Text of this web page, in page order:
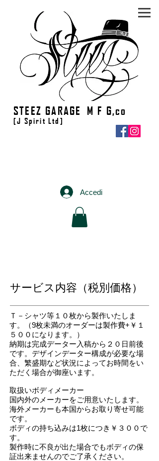
​STEEZ GARAGE M F G,co
[J Spirit Ltd]
Accedi
サービス内容（税別価格）
​Ｔ－シャツ等１０枚から製作いたしま
す。（9枚未満のオーダーは製作費+￥１
５００になります。）
​納期は完成データー入稿から２０日前後
です。デザインデーター構成が必要な場
合、繁盛期など状況によってお時間をい
ただく場合が御座います。
取扱いボディメーカー
国内外のメーカーをご用意いたします。
海外メーカーも本国からお取り寄せ可能
です。
ボディの持ち込みは1枚につき￥３００で
す。
製作時に不良が出た場合でもボディの保
証出来ませんのでご了承ください。